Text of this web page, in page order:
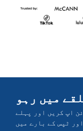
میں رہو
اپ کریں اور پہلے
ٹپس کے بارے میں